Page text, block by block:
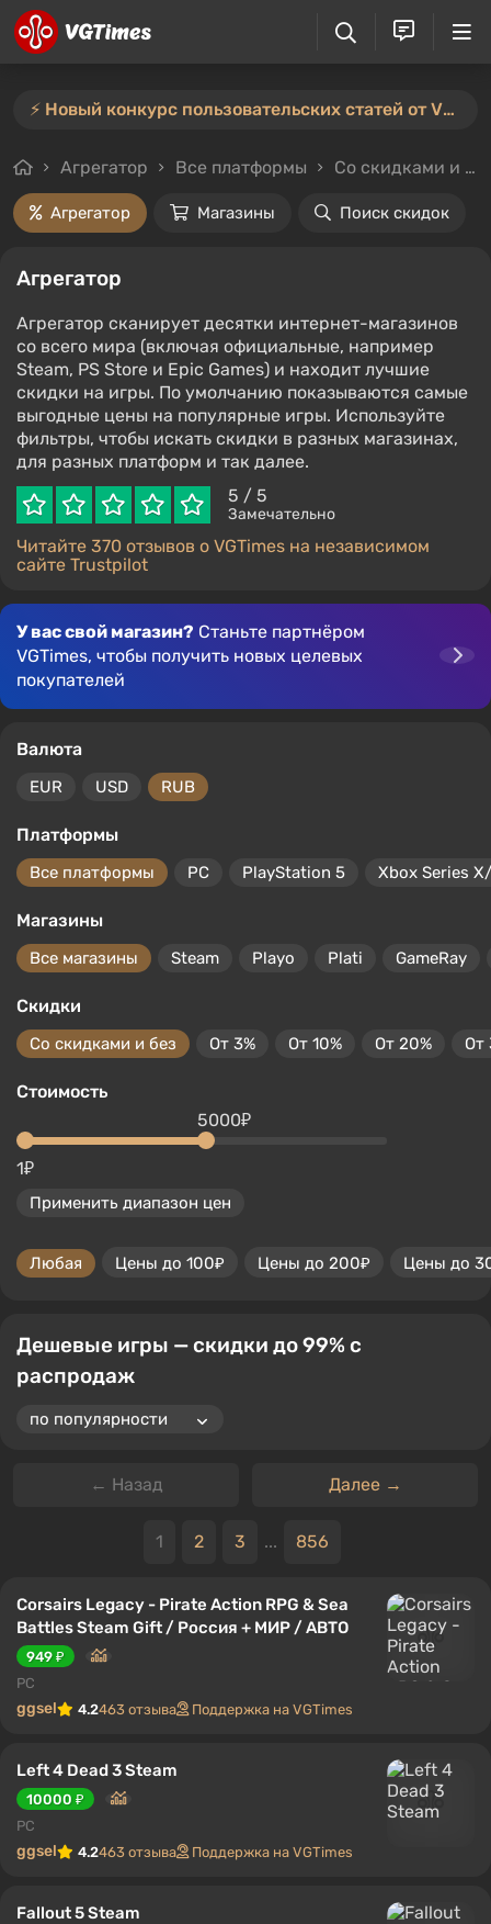
⚡️ Новый конкурс пользовательских статей от VGTimes — участвуйте тут ⚡️
Агрегатор Все платформы Со скидками и без
Агрегатор Магазины Поиск скидок
Агрегатор
Агрегатор сканирует десятки интернет-магазинов
со всего мира (включая официальные, например
Steam, PS Store и Epic Games) и находит лучшие
скидки на игры. По умолчанию показываются самые
выгодные цены на популярные игры. Используйте
фильтры, чтобы искать скидки в разных магазинах,
для разных платформ и так далее.
5 / 5
Замечательно
Читайте 370 отзывов о VGTimes на независимом
сайте Trustpilot
У вас свой магазин? Станьте партнёром
VGTimes, чтобы получить новых целевых
покупателей
Валюта
EUR USD RUB
Платформы
Все платформы PC PlayStation 5 Xbox Series
Магазины
Все магазины Steam Playo Plati GameRay
Скидки
Со скидками и без От 3% От 10% От 20% От
Стоимость
1₽
5000₽
Применить диапазон цен
Любая Цены до 100₽ Цены до 200₽ Цены до
Дешевые игры — скидки до 99% с
распродаж
← Назад Далее →
1 2 3 ... 856
Corsairs Legacy - Pirate Action RPG & Sea
Battles Steam Gift / Россия + МИР / АВТО
949 ₽
PC
ggsel 4.2463 отзыва Поддержка на VGTimes
Left 4 Dead 3 Steam
10000 ₽
PC
ggsel 4.2463 отзыва Поддержка на VGTimes
Fallout 5 Steam